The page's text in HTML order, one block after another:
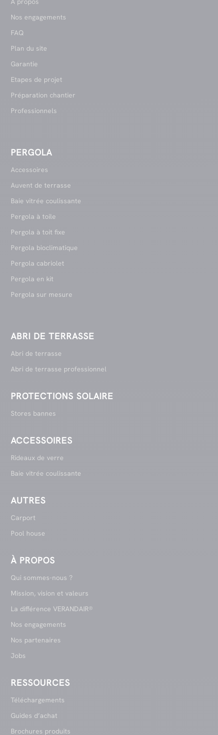
Nos engagements
FAQ
Plan du site
Garantie
Etapes de projet
Préparation chantier
Professionnels
PERGOLA
Accessoires
Auvent de terrasse
Baie vitrée coulissante
Pergola à toile
Pergola à toit fixe
Pergola bioclimatique
Pergola cabriolet
Pergola en kit
Pergola sur mesure
ABRI DE TERRASSE
Abri de terrasse
Abri de terrasse professionnel
PROTECTIONS SOLAIRE
Stores bannes
ACCESSOIRES
Rideaux de verre
Baie vitrée coulissante
AUTRES
Carport
Pool house
À PROPOS
Qui sommes-nous ?
Mission, vision et valeurs
La différence VERANDAIR®
Nos engagements
Nos partenaires
Jobs
RESSOURCES
Téléchargements
Guides d’achat
Brochures produits